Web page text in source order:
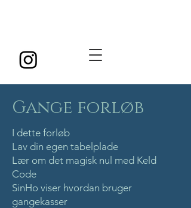
Gange forløb
I dette forløb
Lav din egen tabelplade
Lær om det magisk nul med Keld
Code
SinHo viser hvordan bruger
gangekasser